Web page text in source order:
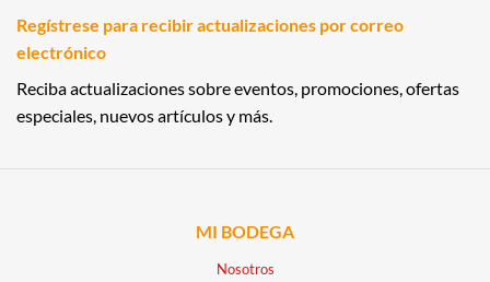
Regístrese para recibir actualizaciones por correo
electrónico
Reciba actualizaciones sobre eventos, promociones, ofertas
especiales, nuevos artículos y más.
MI BODEGA
Nosotros